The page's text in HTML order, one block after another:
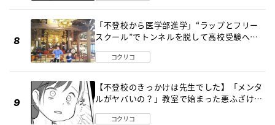
「不登校から医学部進学」“ラップとフリー
スクール”でトンネルを脱して高校受験へ
コクリコ
【不登校のきっかけは先生でした】「メンタ
ルがヤバいの？」教室で始まった悪ふざけ
コクリコ